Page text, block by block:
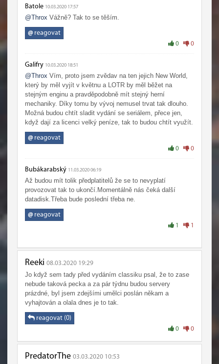
Batole 10.03.2020 17:57
@Throx Vážně? Tak to se těším.
@reagovat
0 0
Galifry 10.03.2020 18:51
@Throx Vím, proto jsem zvědav na ten jejich New World,
který by měl vyjít v květnu a LOTR by měl běžet na
stejným enginu a pravděpodobně mít stejný herní
mechaniky. Díky tomu by vývoj nemusel trvat tak dlouho.
Možná budou chtít sladit vydání se seriálem, přece jen,
když dají za licenci velký peníze, tak to budou chtít využít.
@reagovat
0 0
Bubákarabský 11.03.2020 06:19
Až budou mít tolik předplatitelů že se to nevyplatí
provozovat tak to ukončí.Momentálně nás čeká další
datadisk.Třeba bude poslední třeba ne.
@reagovat
1 1
Reeki 08.03.2020 19:29
Jo když sem tady před vydáním classiku psal, že to zase
nebude taková pecka a za pár týdnu budou servery
prázdné, byl jsem zdejšími umělci poslán někam a
vyhajtován a olala dnes je to tak.
reagovat (0)
0 0
PredatorThe 03.03.2020 10:53